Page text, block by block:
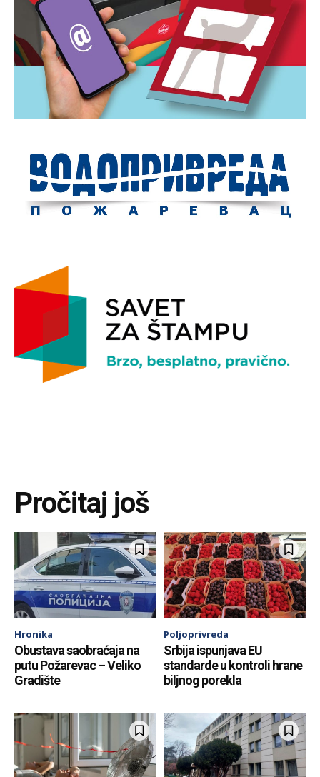
Pročitaj još
Hronika
Obustava saobraćaja na
putu Požarevac – Veliko
Gradište
Poljoprivreda
Srbija ispunjava EU
standarde u kontroli hrane
biljnog porekla